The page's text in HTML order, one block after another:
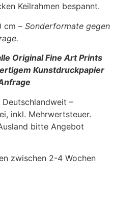
Keilrahmen bespannt.
cm – Sonderformate gegen
Original Fine Art Prints
Kunstdruckpapier
–
inkl. Mehrwertsteuer.
bitte Angebot
zwischen 2-4 Wochen